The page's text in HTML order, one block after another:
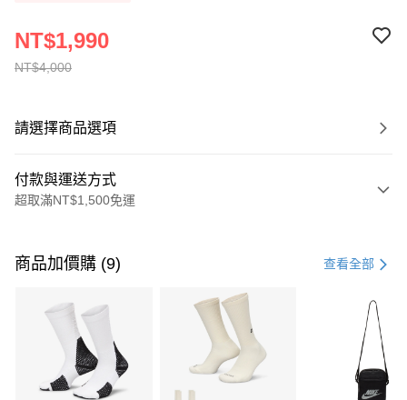
NT$4,000
NT$1,990
請選擇商品選項
付款與運送方式
超取滿NT$1,500免運
信用卡一次付款
3 期 0 利率 每期 21家銀行
合作金庫商業銀行
第一商業銀行
華南商業銀行
彰化商業銀行
上海商業儲蓄銀行
Apple Pay
商品加價購 (9) 查看全部